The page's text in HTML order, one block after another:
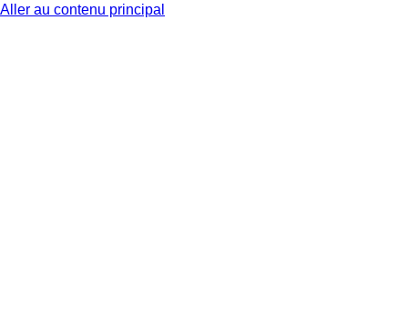
Aller au contenu principal